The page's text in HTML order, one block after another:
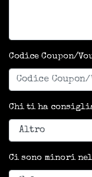
Codice Coupon/
Chi ti ha
Ci sono minori